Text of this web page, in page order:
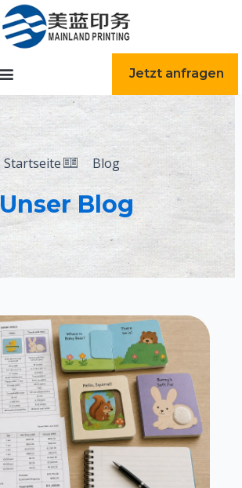
Jetzt anfragen
Startseite Blog
Unser Blog
SeiteSeiteSeiteSeiteSeite